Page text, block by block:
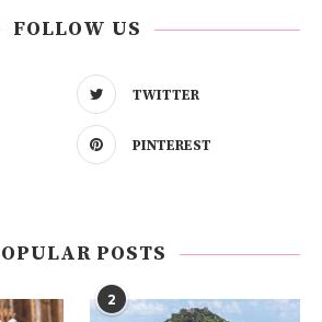
FOLLOW US
TWITTER
PINTEREST
POSTS
2